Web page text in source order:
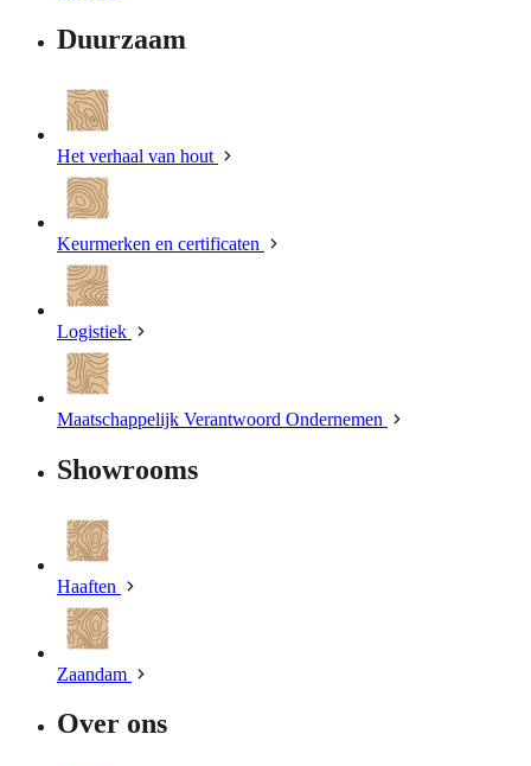
Duurzaam
Het verhaal van hout
Keurmerken en certificaten
Logistiek
Maatschappelijk Verantwoord Ondernemen
Showrooms
Haaften
Zaandam
Over ons